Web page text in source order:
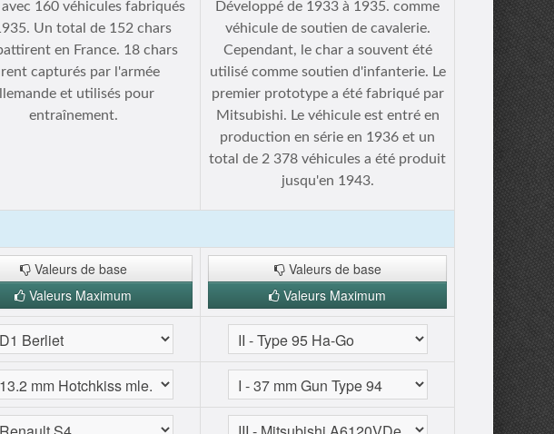
160 véhicules fabriqués
Un total de 152 chars
en France. 18 chars
capturés par l'armée
et utilisés pour
entraînement.
Développé de 1933 à 1935. comme
véhicule de soutien de cavalerie.
Cependant, le char a souvent été
utilisé comme soutien d'infanterie. Le
premier prototype a été fabriqué par
Mitsubishi. Le véhicule est entré en
production en série en 1936 et un
total de 2 378 véhicules a été produit
jusqu'en 1943.
Valeurs de base
Valeurs Maximum
Valeurs de base
Valeurs Maximum